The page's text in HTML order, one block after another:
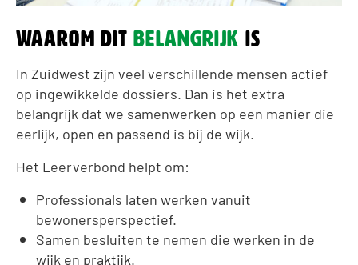
Waarom ditbelangrijk is
In Zuidwest zijn veel verschillende mensen actief
op ingewikkelde dossiers. Dan is het extra
belangrijk dat we samenwerken op een manier die
eerlijk, open en passend is bij de wijk.
Het Leerverbond helpt om:
Professionals laten werken vanuit
bewonersperspectief.
Samen besluiten te nemen die werken in de
wijk en praktijk.